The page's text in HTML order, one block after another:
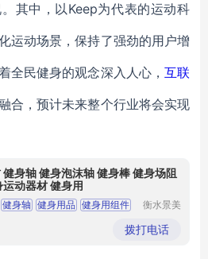
其中，以Keep为代表的运动科
运动场景，保持了强劲的用户增
全民健身的观念深入人心， 互联
合，预计未来整个行业将会实现
健身轴 健身泡沫轴 健身棒 健身场阻
动器材 健身用
健身轴 健身用品 健身用组件
衡水景美
有限公司
拨打电话